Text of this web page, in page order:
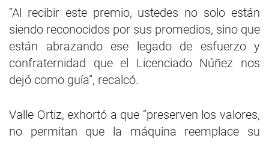
“Al recibir este premio, ustedes no solo están
siendo reconocidos por sus promedios, sino que
están abrazando ese legado de esfuerzo y
confraternidad que el Licenciado Núñez nos
dejó como guía”, recalcó.
Valle Ortiz, exhortó a que “preserven los valores,
no permitan que la máquina reemplace su